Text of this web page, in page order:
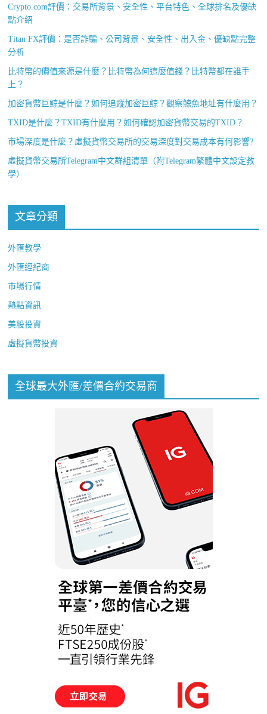
Crypto.com評價：交易所背景、安全性、平台特色、全球排名及優缺
點介紹
Titan FX評價：是否詐騙、公司背景、安全性、出入金、優缺點完整
分析
比特幣的價值來源是什麼？比特幣為何這麼值錢？比特幣都在誰手
上？
加密貨幣巨鯨是什麼？如何追蹤加密巨鯨？觀察鯨魚地址有什麼用？
TXID是什麼？TXID有什麼用？如何確認加密貨幣交易的TXID？
市場深度是什麼？虛擬貨幣交易所的交易深度對交易成本有何影響?
虛擬貨幣交易所Telegram中文群組清單（附Telegram繁體中文設定教
學）
文章分類
外匯教學
外匯經紀商
市場行情
熱點資訊
美股投資
虛擬貨幣投資
全球最大外匯/差價合約交易商